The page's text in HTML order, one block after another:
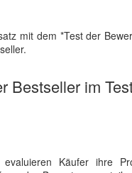
mit dem *Test der
Bestseller im
Käufer ihre